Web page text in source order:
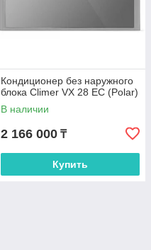
Кондиционер без наружного
блока Climer VX 28 EC (Polar)
В наличии
2 166 000 ₸
Купить